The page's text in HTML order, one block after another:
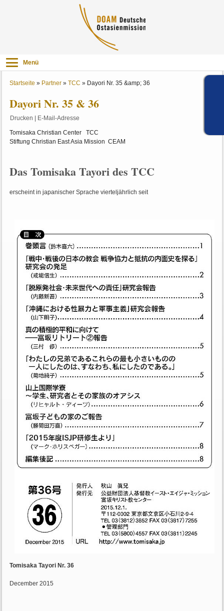
Menü
Startseite » Partner »TCC » Dayori Nr. 35 &amp; 36
Dayori Nr. 35 & 36
Drucken E-Mail-Adresse
Tomisaka Christian Center TCC
Stiftung Christian East Asia Mission CEAM
Das Tomisaka Tayori des TCC
erscheint in japanischer Sprache vierteljährlich seit
Tomisaka Tayori Nr. 36
December 2015